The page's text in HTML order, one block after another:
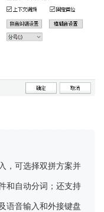
，可选择双拼方案并
和自动分词；还支持
语音输入和外接键盘